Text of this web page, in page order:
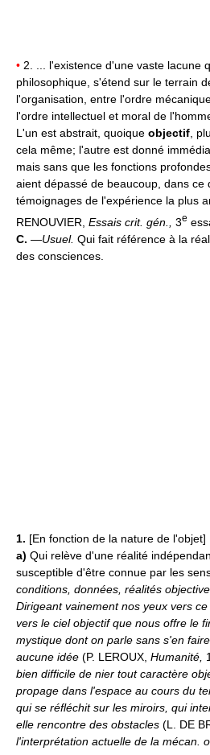
• 2. ... l'existence d'une vaste lacune
philosophique, s'étend sur le terrain
l'organisation, entre l'ordre
l'ordre intellectuel et moral de
L'un est abstrait, quoique objectif,
cela même; l'autre est donné
mais sans que les fonctions
aient dépassé de beaucoup, dans ce
témoignages de l'expérience la plus
RENOUVIER, Essais crit. gén., 3e
C. —Usuel. Qui fait référence à la
des consciences.
1. [En fonction de la nature de l'objet]
a) Qui relève d'une réalité
susceptible d'être connue par les
conditions, données, réalités
Dirigeant vainement nos yeux vers
vers le ciel objectif que nous offre le
mystique dont on parle sans s'en
aucune idée (P. LEROUX, Humanité,
bien difficile de nier tout caractère
propage dans l'espace au cours du
qui se réfléchit sur les miroirs, qui
elle rencontre des obstacles (L. DE
l'interprétation actuelle de la mécan.